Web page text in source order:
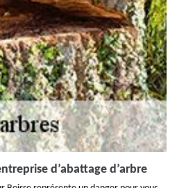
d’abattage d’arbre